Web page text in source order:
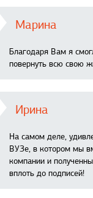
Марина
Благодаря Вам я
повернуть всю свою
Ирина
На самом деле,
ВУЗе, в котором мы
компании и
вплоть до подписей!